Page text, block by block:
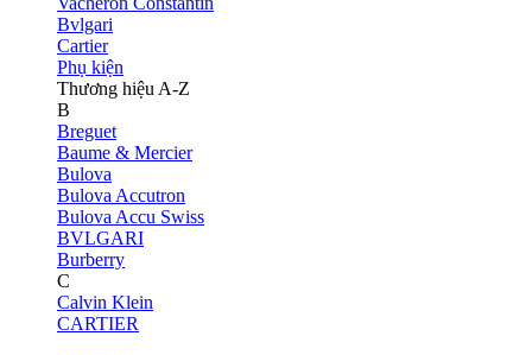
Bvlgari
Cartier
Phụ kiện
Thương hiệu A-Z
B
Breguet
Baume & Mercier
Bulova
Bulova Accutron
Bulova Accu Swiss
BVLGARI
Burberry
C
Calvin Klein
CARTIER